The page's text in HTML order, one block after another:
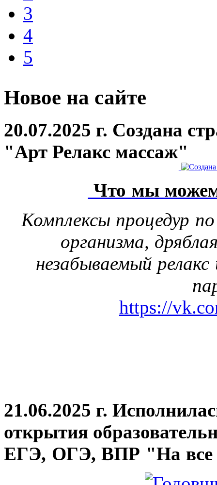
3
4
5
Новое на сайте
20.07.2025 г. Создана
"Арт Релакс массаж"
Что мы
Комплексы процедур
организма,
незабываемый
https://
21.06.2025 г.
открытия
ЕГЭ, ОГЭ, ВПР "На все